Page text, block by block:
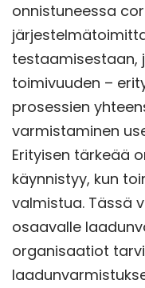
onnistuneessa
testaamisestaan,
toimivuuden –
prosessien
varmistaminen
Erityisen tärkeää
käynnistyy, kun
valmistua. Tässä
osaavalle
organisaatiot